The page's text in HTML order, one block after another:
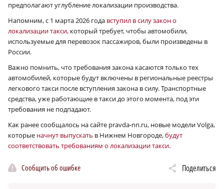
предполагают углубление локализации производства.
Напомним, с 1 марта 2026 года вступил в силу закон о
локализации такси, который требует, чтобы автомобили,
используемые для перевозок пассажиров, были произведены в
России.
Важно помнить, что требования закона касаются только тех
автомобилей, которые будут включены в региональные реестры
легкового такси после вступления закона в силу. Транспортные
средства, уже работающие в такси до этого момента, под эти
требования не подпадают.
Как ранее сообщалось на сайте pravda-nn.ru, новые модели Volga,
которые начнут выпускать в Нижнем Новгороде,будут
соответствовать требованиям о локализации такси.
Сообщить об ошибке Поделиться